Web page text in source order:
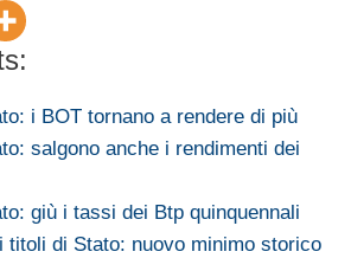
i BOT tornano a rendere di più
salgono anche i rendimenti dei
giù i tassi dei Btp quinquennali
titoli di Stato: nuovo minimo storico